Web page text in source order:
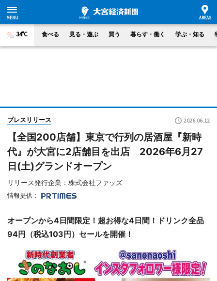
34°C 食べる 見る・遊ぶ 買う 暮らす・働く 学ぶ・知る
プレスリリース 2026.06.12
【全国200店舗】東京で行列の居酒屋『新時
代』が大宮に2店舗目を出店 2026年6月27
日(土)グランドオープン
リリース発行企業：株式会社ファッズ
情報提供：
オープンから4日間限定！超お得な4日間！ドリンク全品
94円（税込103円）セールを開催！